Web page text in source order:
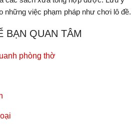
những việc phạm pháp như chơi lô đề.
BẠN QUAN TÂM
phòng thờ